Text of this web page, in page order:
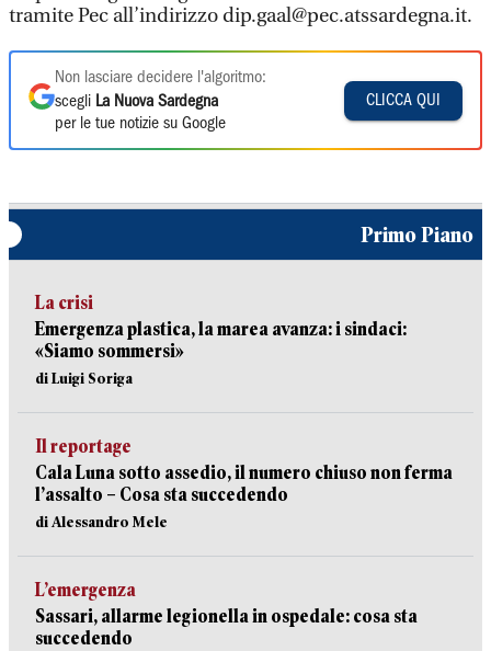
tramite Pec all’indirizzo dip.gaal@pec.atssardegna.it.
Non lasciare decidere l'algoritmo:
scegli La Nuova Sardegna
per le tue notizie su Google
CLICCA QUI
Primo Piano
La crisi
Emergenza plastica, la marea avanza: i sindaci:
«Siamo sommersi»
di Luigi Soriga
Il reportage
Cala Luna sotto assedio, il numero chiuso non ferma
l’assalto – Cosa sta succedendo
di Alessandro Mele
L’emergenza
Sassari, allarme legionella in ospedale: cosa sta
succedendo